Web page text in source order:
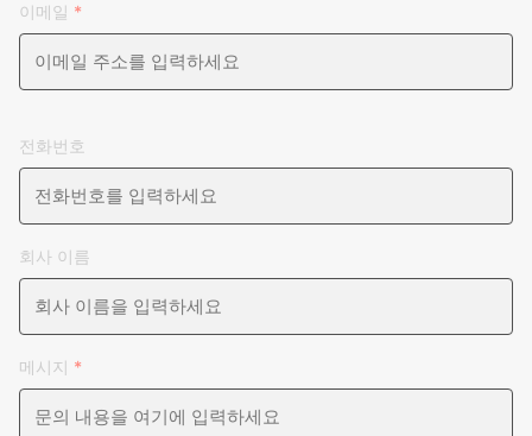
이메일 *
전화번호
회사 이름
메시지 *